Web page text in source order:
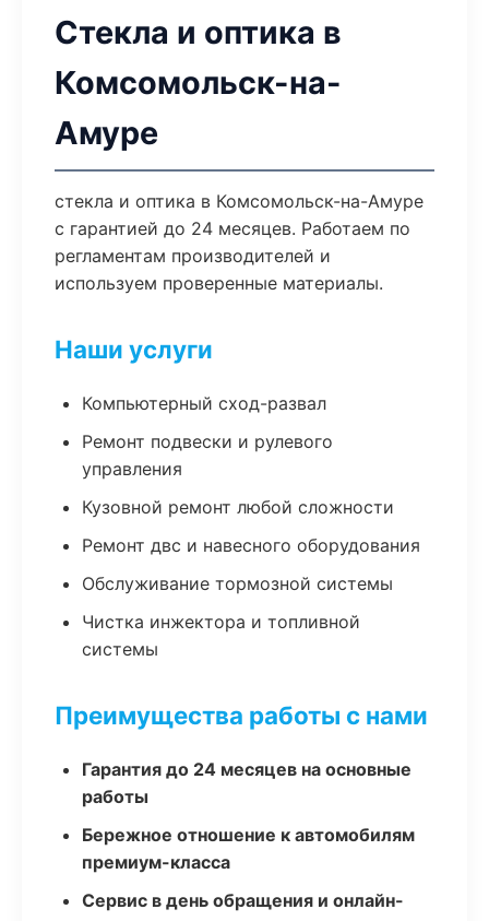
Стекла и оптика в
Комсомольск-на-
Амуре
стекла и оптика в Комсомольск-на-Амуре
с гарантией до 24 месяцев. Работаем по
регламентам производителей и
используем проверенные материалы.
Наши услуги
Компьютерный сход-развал
Ремонт подвески и рулевого
управления
Кузовной ремонт любой сложности
Ремонт двс и навесного оборудования
Обслуживание тормозной системы
Чистка инжектора и топливной
системы
Преимущества работы с нами
Гарантия до 24 месяцев на основные
работы
Бережное отношение к автомобилям
премиум-класса
Сервис в день обращения и онлайн-